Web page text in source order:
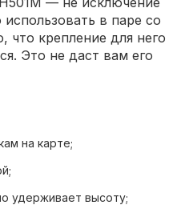
в паре со
крепление для него
Это не даст вам его
на карте;
удерживает высоту;